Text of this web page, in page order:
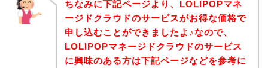
ちなみに下記ページより、LOLIPOPマネ
ージドクラウドのサービスがお得な価格で
申し込むことができましたよ♪なので、
LOLIPOPマネージドクラウドのサービス
に興味のある方は下記ページなどを参考に